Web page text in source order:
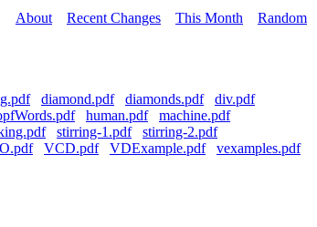
About Recent Changes This Month Random
diamond.pdf diamonds.pdf
div.pdf
human.pdf
machine.pdf
stirring-1.pdf
stirring-2.pdf
VCD.pdf VDExample.pdf
vexamples.pdf